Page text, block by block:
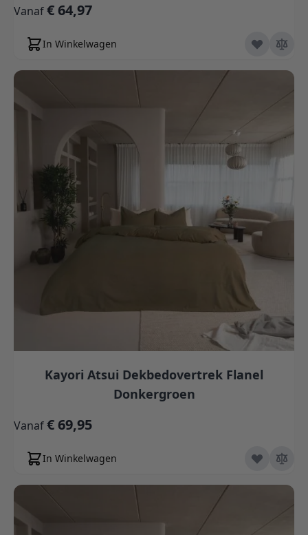
Vanaf€ 64,97
In Winkelwagen
Kayori Atsui Dekbedovertrek Flanel
Donkergroen
Vanaf€ 69,95
In Winkelwagen